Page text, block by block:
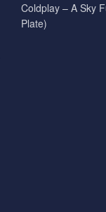
Coldplay – A Sky
Plate)